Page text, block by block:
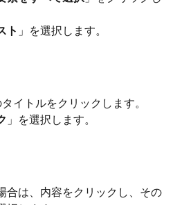
ト 」を選択します。
イトルをクリックします。
」を選択します。
合は、内容をクリックし、その